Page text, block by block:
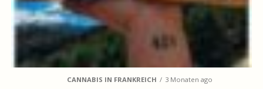
CANNABIS IN FRANKREICH 3 Monaten ago